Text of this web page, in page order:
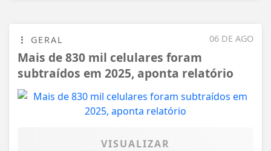
06 DE AGO
GERAL
Mais de 830 mil celulares foram
subtraídos em 2025, aponta relatório
VISUALIZAR